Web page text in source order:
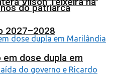
2027–2028
do patriarca
em dose dupla em